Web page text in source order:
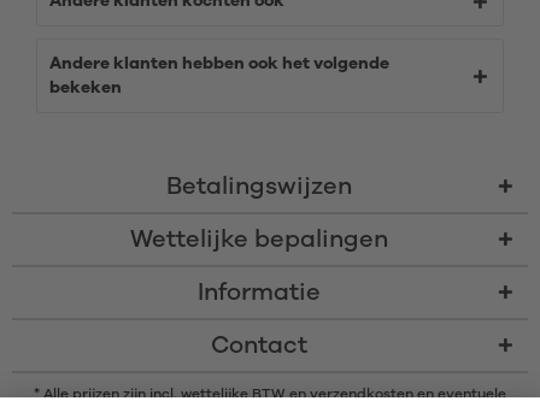
Andere klanten hebben ook het volgende
bekeken
Betalingswijzen
Wettelijke bepalingen
Informatie
Contact
* Alle prijzen zijn incl. wettelijke BTW en verzendkosten en eventuele